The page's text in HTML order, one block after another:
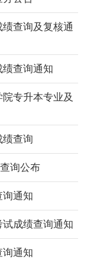
查询及复核通
查询通知
专升本专业及
绩查询
询公布
询通知
成绩查询通知
询通知